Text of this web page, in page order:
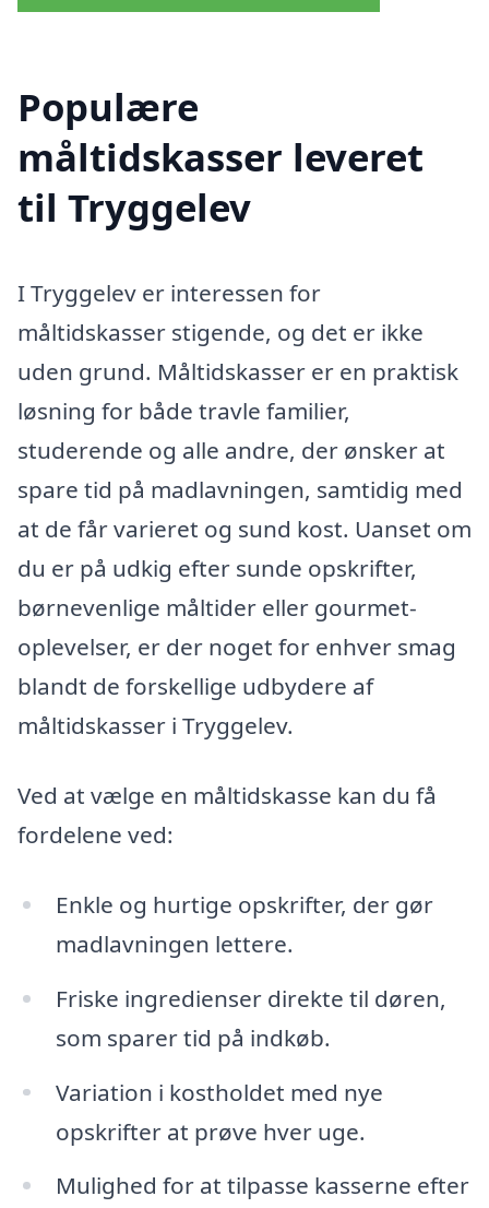
Populære
måltidskasser leveret
til Tryggelev
I Tryggelev er interessen for
måltidskasser stigende, og det er ikke
uden grund. Måltidskasser er en praktisk
løsning for både travle familier,
studerende og alle andre, der ønsker at
spare tid på madlavningen, samtidig med
at de får varieret og sund kost. Uanset om
du er på udkig efter sunde opskrifter,
børnevenlige måltider eller gourmet-
oplevelser, er der noget for enhver smag
blandt de forskellige udbydere af
måltidskasser i Tryggelev.
Ved at vælge en måltidskasse kan du få
fordelene ved:
Enkle og hurtige opskrifter, der gør
madlavningen lettere.
Friske ingredienser direkte til døren,
som sparer tid på indkøb.
Variation i kostholdet med nye
opskrifter at prøve hver uge.
Mulighed for at tilpasse kasserne efter